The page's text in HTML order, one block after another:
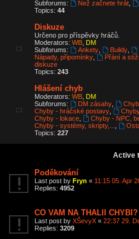
Subforums:
Než začnete hrát,
Topics: 44
Diskuze
Určeno pro příspěvky hráčů.
Moderators: WB DM
Subforums:
Ankety, Buildy,
Nápady, připomínky
Přání a
diskuze
Topics: 243
Hlášení chyb
Moderators: WB DM
Subforums:
DM zásahy,
Chyby - hráčské postavy
Chyby - lokace
Chyby - NPC,
Chyby - systémy, skripty,...
Topics: 227
Active
Poděkování
Last post by Fryn « 11:15 05. Apr
Replies: 4952
CO VAM NA THALII CHYBI?
Last post by XŠevyX « 22:37 29.
Replies: 3209